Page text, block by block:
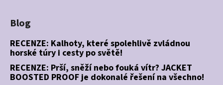
Blog
RECENZE: Kalhoty, které spolehlivě zvládnou
horské túry i cesty po světě!
RECENZE: Prší, sněží nebo fouká vítr? JACKET
BOOSTED PROOF je dokonalé řešení na všechno!